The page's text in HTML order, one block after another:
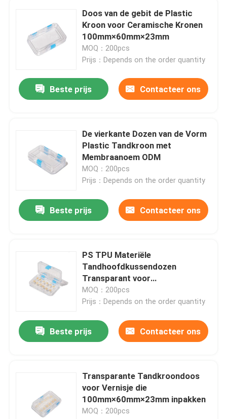
Doos van de gebit de Plastic
Kroon voor Ceramische Kronen
100mm×60mm×23mm
MOQ：200pcs
Prijs：Depends on the order quantity
Beste prijs Contacteer ons
De vierkante Dozen van de Vorm
Plastic Tandkroon met
Membraanoem ODM
MOQ：200pcs
Prijs：Depends on the order quantity
Beste prijs Contacteer ons
PS TPU Materiële
Tandhoofdkussendozen
Transparant voor
Vernisjeverpakking
MOQ：200pcs
Prijs：Depends on the order quantity
Beste prijs Contacteer ons
Transparante Tandkroondoos
voor Vernisje die
100mm×60mm×23mm inpakken
MOQ：200pcs